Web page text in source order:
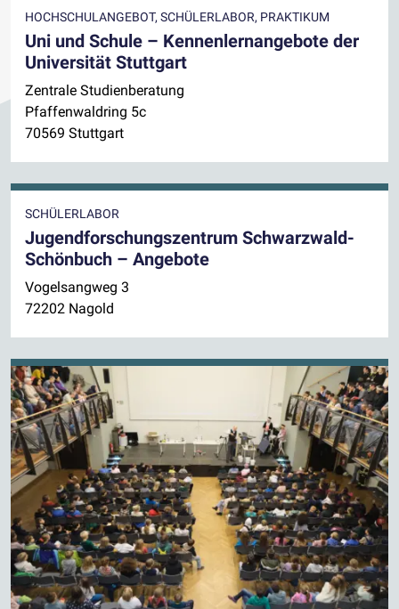
HOCHSCHULANGEBOT, SCHÜLERLABOR, PRAKTIKUM
Uni und Schule – Kennenlernangebote der
Universität Stuttgart
Zentrale Studienberatung
Pfaffenwaldring 5c
70569 Stuttgart
SCHÜLERLABOR
Jugendforschungszentrum Schwarzwald-
Schönbuch – Angebote
Vogelsangweg 3
72202 Nagold